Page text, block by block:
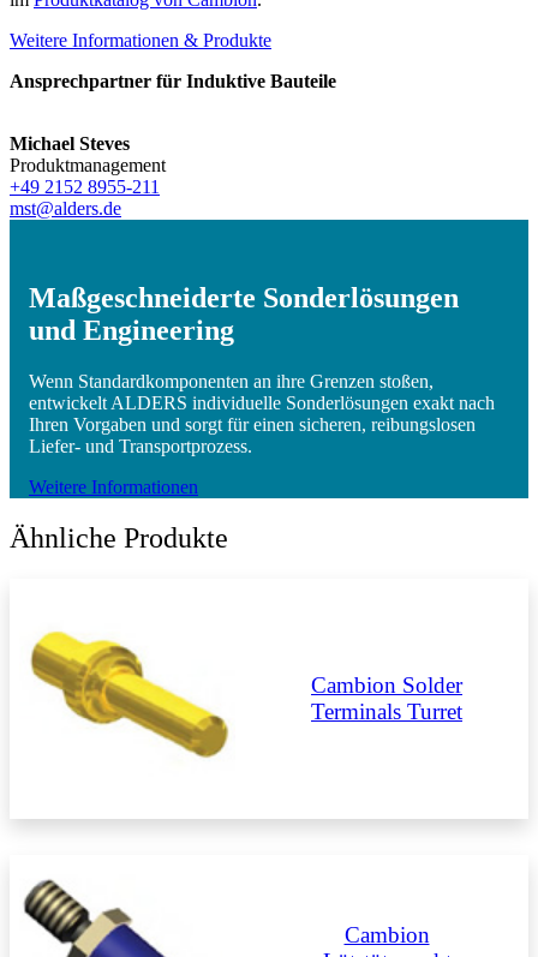
Weitere Informationen & Produkte
Ansprechpartner für Induktive Bauteile
Michael Steves
Produktmanagement
+49 2152 8955-211
mst@alders.de
Maßgeschneiderte Sonderlösungen
und Engineering
Wenn Standardkomponenten an ihre Grenzen stoßen,
entwickelt ALDERS individuelle Sonderlösungen exakt nach
Ihren Vorgaben und sorgt für einen sicheren, reibungslosen
Liefer- und Transportprozess.
Weitere Informationen
Ähnliche Produkte
Cambion Solder
Terminals Turret
Cambion